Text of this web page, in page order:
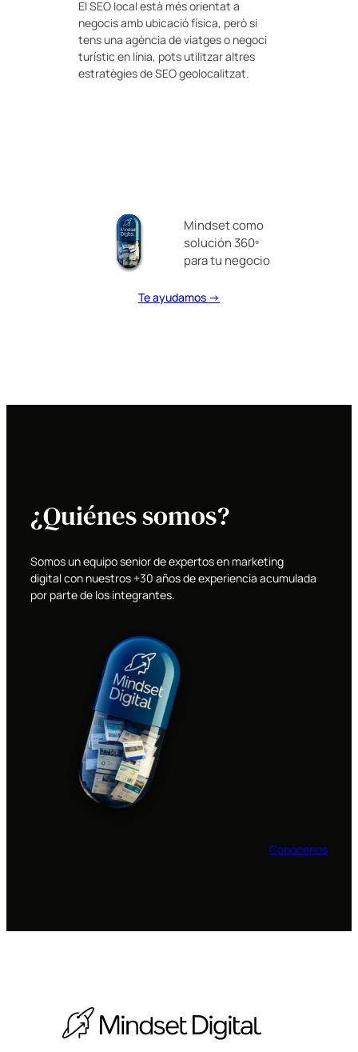
El SEO local està més orientat a
negocis amb ubicació física, però si
tens una agència de viatges o negoci
turístic en línia, pots utilitzar altres
estratègies de SEO geolocalitzat.
Mindset como
solución 360º
para tu negocio
Te ayudamos →
¿Quiénes somos?
Somos un equipo senior de expertos en marketing
digital con nuestros +30 años de experiencia acumulada
por parte de los integrantes.
Conócenos